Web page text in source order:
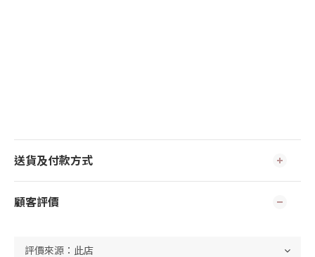
送貨及付款方式
顧客評價